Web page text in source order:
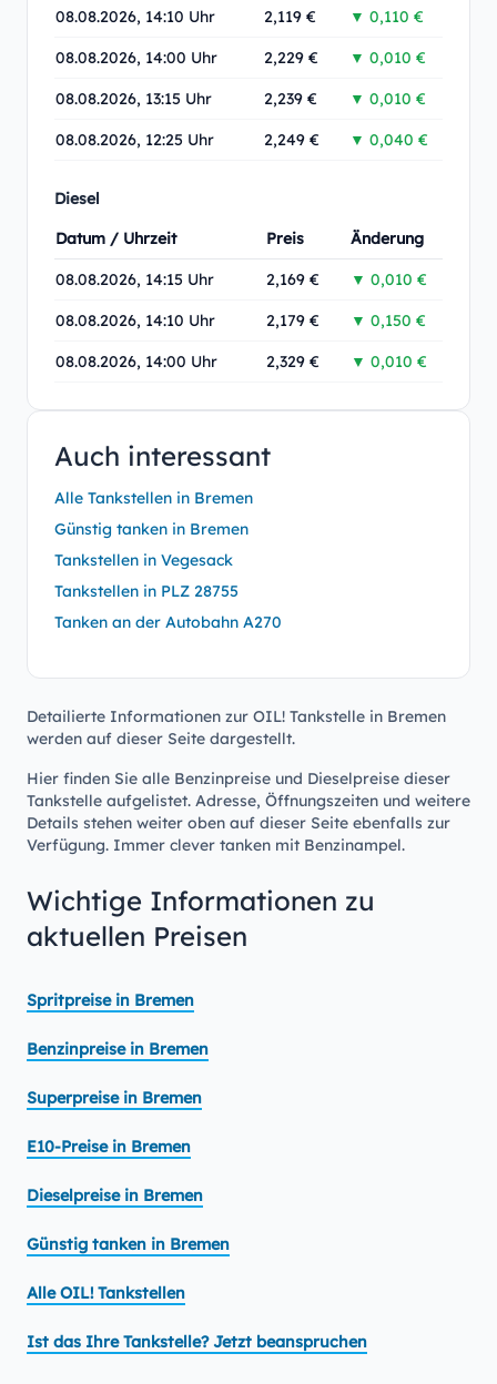
08.08.2026, 14:10 Uhr 2,119 € ▼ 0,110 €
08.08.2026, 14:00 Uhr 2,229 € ▼ 0,010 €
08.08.2026, 13:15 Uhr 2,239 € ▼ 0,010 €
08.08.2026, 12:25 Uhr 2,249 € ▼ 0,040 €
Diesel
Datum / Uhrzeit
Preis Änderung
08.08.2026, 14:15 Uhr 2,169 € ▼ 0,010 €
08.08.2026, 14:10 Uhr 2,179 € ▼ 0,150 €
08.08.2026, 14:00 Uhr 2,329 € ▼ 0,010 €
Auch interessant
Alle Tankstellen in Bremen
Günstig tanken in Bremen
Tankstellen in Vegesack
Tankstellen in PLZ 28755
Tanken an der Autobahn A270
Detailierte Informationen zur OIL! Tankstelle in Bremen
werden auf dieser Seite dargestellt.
Hier finden Sie alle Benzinpreise und Dieselpreise dieser
Tankstelle aufgelistet. Adresse, Öffnungszeiten und weitere
Details stehen weiter oben auf dieser Seite ebenfalls zur
Verfügung. Immer clever tanken mit Benzinampel.
Wichtige Informationen zu
aktuellen Preisen
Spritpreise in Bremen
Benzinpreise in Bremen
Superpreise in Bremen
E10-Preise in Bremen
Dieselpreise in Bremen
Günstig tanken in Bremen
Alle OIL! Tankstellen
Ist das Ihre Tankstelle? Jetzt beanspruchen